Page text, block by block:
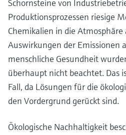
Schornsteine von
Produktionsprozessen riesige
Chemikalien in die Atmosphäre
Auswirkungen der Emissionen
menschliche Gesundheit
überhaupt nicht beachtet. Das
Fall, da Lösungen für die
den Vordergrund gerückt sind.
Ökologische Nachhaltigkeit